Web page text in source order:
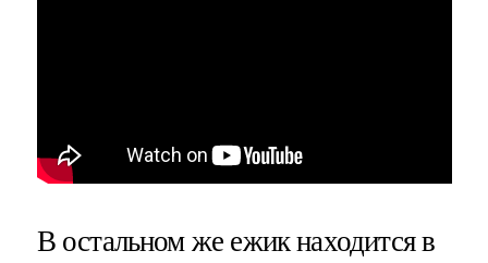
В остальном же ежик находится в